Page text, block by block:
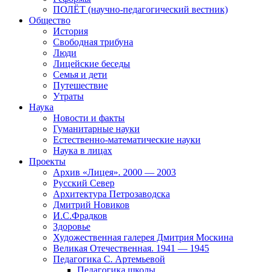
ПОЛЁТ (научно-педагогический вестник)
Общество
История
Свободная трибуна
Люди
Лицейские беседы
Семья и дети
Путешествие
Утраты
Наука
Новости и факты
Гуманитарные науки
Естественно-математические науки
Наука в лицах
Проекты
Архив «Лицея». 2000 — 2003
Русский Север
Архитектура Петрозаводска
Дмитрий Новиков
И.С.Фрадков
Здоровье
Художественная галерея Дмитрия Москина
Великая Отечественная. 1941 — 1945
Педагогика С. Артемьевой